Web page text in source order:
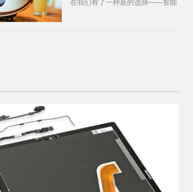
在我们有了一种新的选择——智能